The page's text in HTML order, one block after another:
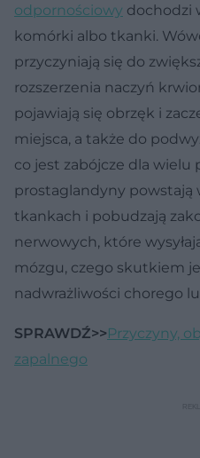
odpornościowy dochodzi
komórki albo tkanki.
przyczyniają się do
rozszerzenia naczyń
pojawiają się obrzęk i
miejsca, a także do
co jest zabójcze dla wielu
prostaglandyny powstają
tkankach i pobudzają
nerwowych, które
mózgu, czego skutkiem
nadwrażliwości chorego
SPRAWDŹ>>Przyczyny,
zapalnego